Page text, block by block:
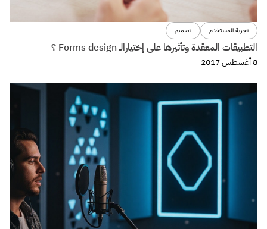
تجربة المستخدم تصميم
التطبيقات المعقدة وتأثيرها على إختيارالـ Forms design ؟
8 أغسطس 2017